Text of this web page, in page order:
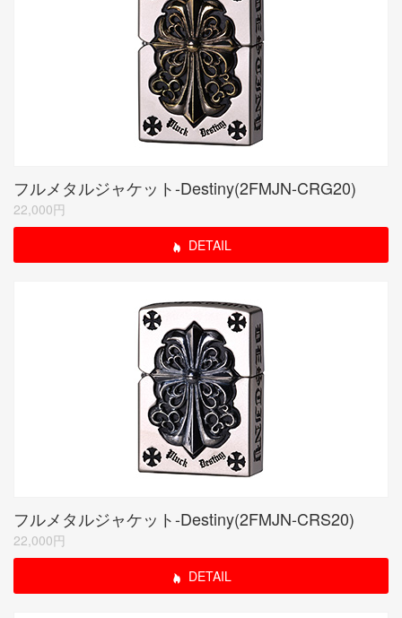
フルメタルジャケット-Destiny(2FMJN-CRG20)
22,000円
DETAIL
フルメタルジャケット-Destiny(2FMJN-CRS20)
22,000円
DETAIL